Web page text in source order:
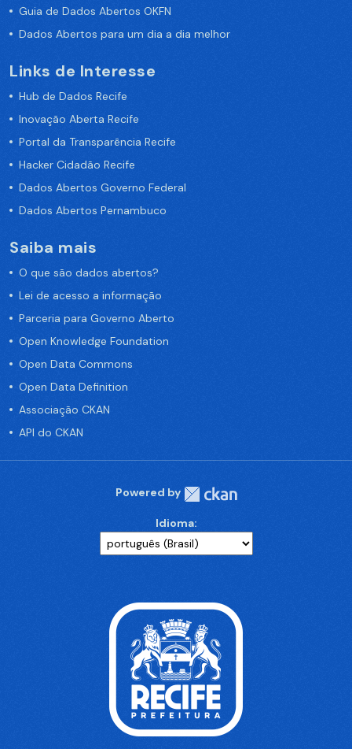
Guia de Dados Abertos OKFN
Dados Abertos para um dia a dia melhor
Links de Interesse
Hub de Dados Recife
Inovação Aberta Recife
Portal da Transparência Recife
Hacker Cidadão Recife
Dados Abertos Governo Federal
Dados Abertos Pernambuco
Saiba mais
O que são dados abertos?
Lei de acesso a informação
Parceria para Governo Aberto
Open Knowledge Foundation
Open Data Commons
Open Data Definition
Associação CKAN
API do CKAN
Powered by
Idioma